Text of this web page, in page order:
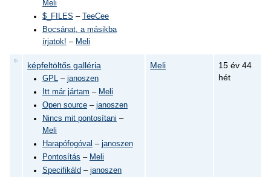
Meli
$_FILES –
TeeCee
Bocsánat, a másikba
írjatok! – Meli
képfeltöltős galléria
GPL– janoszen
Itt már jártam – Meli
Open source– janoszen
Nincs mit pontosítani –
Meli
Harapófogóval – janoszen
Pontosítás – Meli
Specifikáld – janoszen
Meli
15 év 44
hét